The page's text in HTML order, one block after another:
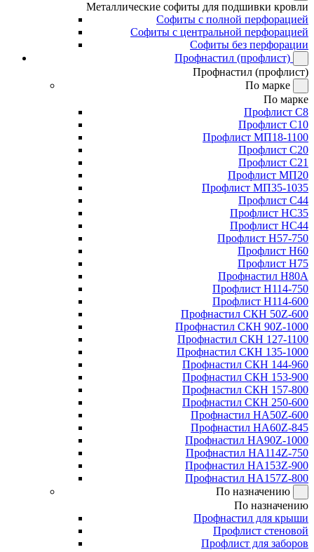
Металлические софиты для подшивки кровли
Софиты с полной перфорацией
Софиты с центральной перфорацией
Софиты без перфорации
Профнастил (профлист)
Профнастил (профлист)
По марке
По марке
Профлист С8
Профлист С10
Профлист МП18-1100
Профлист С20
Профлист С21
Профлист МП20
Профлист МП35-1035
Профлист С44
Профлист НС35
Профлист НС44
Профлист Н57-750
Профлист Н60
Профлист Н75
Профнастил Н80А
Профлист Н114-750
Профлист Н114-600
Профнастил СКН 50Z-600
Профнастил СКН 90Z-1000
Профнастил СКН 127-1100
Профнастил СКН 135-1000
Профнастил СКН 144-960
Профнастил СКН 153-900
Профнастил СКН 157-800
Профнастил СКН 250-600
Профнастил НА50Z-600
Профнастил НА60Z-845
Профнастил НА90Z-1000
Профнастил НА114Z-750
Профнастил НА153Z-900
Профнастил НА157Z-800
По назначению
По назначению
Профнастил для крыши
Профлист стеновой
Профлист для заборов